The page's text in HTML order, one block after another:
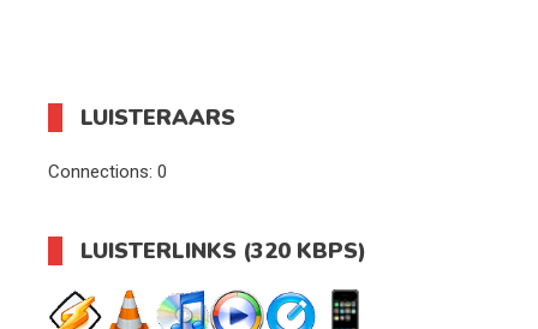
LUISTERAARS
Connections: 0
LUISTERLINKS (320 KBPS)